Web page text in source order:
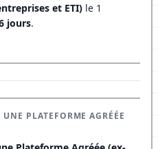
et ETI) le 1
jours.
PLATEFORME AGRÉÉE